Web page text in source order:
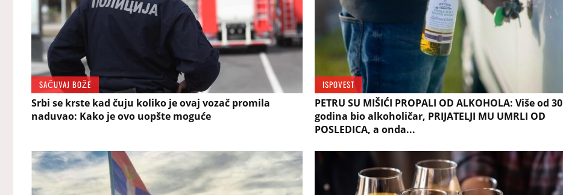
SAČUVAJ BOŽE
Srbi se krste kad čuju koliko je ovaj vozač promila
naduvao: Kako je ovo uopšte moguće
ISPOVEST
PETRU SU MIŠIĆI PROPALI OD ALKOHOLA: Više od 30
godina bio alkoholičar, PRIJATELJI MU UMRLI OD
POSLEDICA, a onda...